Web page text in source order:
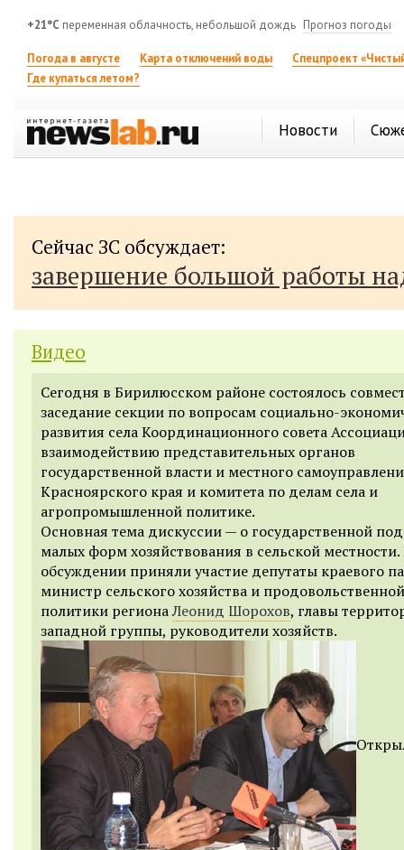
+21°C переменная облачность, небольшой дождь Прогноз погоды
Погода в августе Карта отключений воды
Спецпроект
Где купаться летом?
Новости
Сейчас ЗС обсуждает:
завершение большой работы
Видео
Сегодня в Бирилюсском районе состоялось
заседание секции по вопросам социально-
развития села Координационного совета
взаимодействию представительных органов
государственной власти и местного
Красноярского края и комитета по делам села и
агропромышленной политике.
Основная тема дискуссии — о государственной
малых форм хозяйствования в сельской местности.
обсуждении приняли участие депутаты краевого
министр сельского хозяйства и продовольственной
политики регионаЛеонид Шорохов, главы
западной группы, руководители хозяйств.